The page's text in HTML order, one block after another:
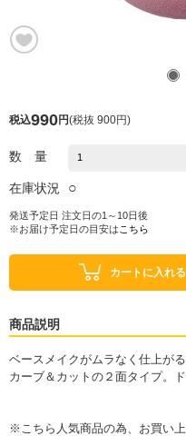
税込990円(税抜 900円)
数 量
在庫状況 ○
発送予定日 注文日の1～10日後
※お届け予定日の目安は こちら
カートに入れる
商品説明
ベースメイクがムラなく仕上が
カーブ＆カットの２面タイプ。
※こちら人気商品の為、お買い